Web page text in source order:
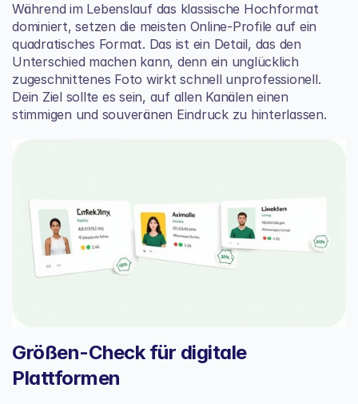
Während im Lebenslauf das klassische Hochformat
dominiert, setzen die meisten Online-Profile auf ein
quadratisches Format. Das ist ein Detail, das den
Unterschied machen kann, denn ein unglücklich
zugeschnittenes Foto wirkt schnell unprofessionell.
Dein Ziel sollte es sein, auf allen Kanälen einen
stimmigen und souveränen Eindruck zu hinterlassen.
Größen-Check für digitale
Plattformen